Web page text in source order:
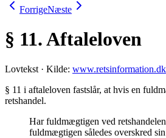
ForrigeNæste
§ 11.Aftaleloven
Lovtekst · Kilde: www.retsinformation.dk
§ 11 i aftaleloven fastslår, at hvis en
retshandel.
Har fuldmægtigen ved
fuldmægtigen således overskred